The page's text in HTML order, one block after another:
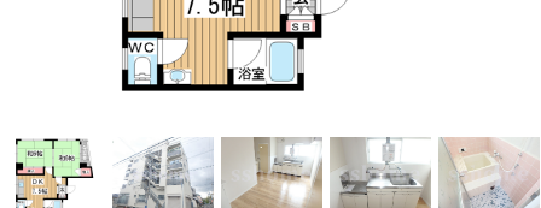
地図から探す
店舗情報·アクセス
会社概要
メールでお問い合わせ